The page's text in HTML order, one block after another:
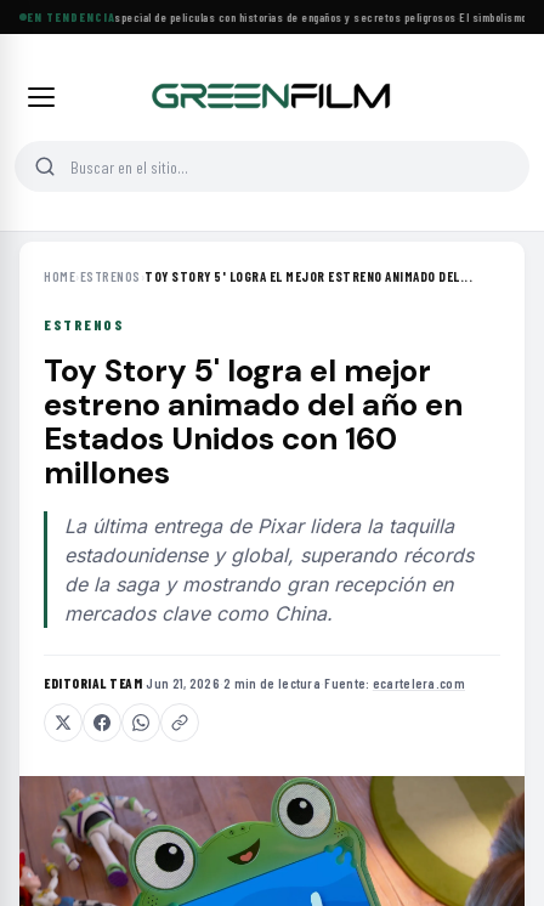
EN TENDENCIA
Lifetime estrena especial de películas con historias de engaños y secretos peligrosos·El simbolismo de
HOME›ESTRENOS ›TOY STORY 5' LOGRA EL MEJOR ESTRENO ANIMADO DEL...
ESTRENOS
Toy Story 5' logra el mejor
estreno animado del año en
Estados Unidos con 160
millones
La última entrega de Pixar lidera la taquilla
estadounidense y global, superando récords
de la saga y mostrando gran recepción en
mercados clave como China.
EDITORIAL TEAM·Jun 21, 2026·2 min de lectura·Fuente: ecartelera.com